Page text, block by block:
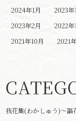
2024年1月
2023年
2023年2月
2022年
2021年10月
2021
我花集(わかしゅう)～謳